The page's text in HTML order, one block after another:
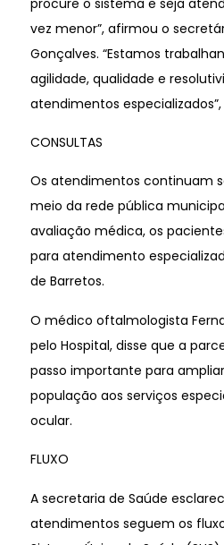
vez menor”, afirmou o
Gonçalves. “Estamos
agilidade, qualidade e
atendimentos
CONSULTAS
Os atendimentos continuam
meio da rede pública
avaliação médica, os
para atendimento
de Barretos.
O médico oftalmologista
pelo Hospital, disse que a
passo importante para
população aos serviços
ocular.
FLUXO
A secretaria de Saúde
atendimentos seguem os